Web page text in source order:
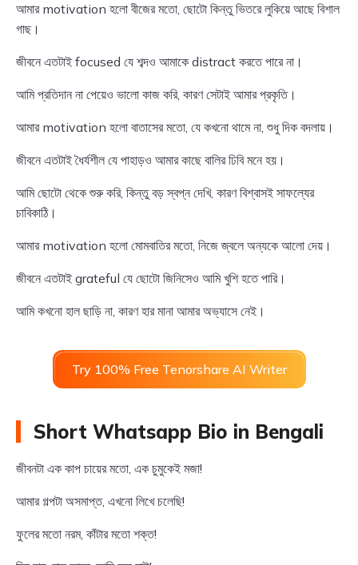
আমার motivation হলো বীজের মতো, ছোটো কিন্তু ভিতরে লুকিয়ে আছে বিশাল
গাছ।
জীবনে এতটাই focused যে শব্দও আমাকে distract করতে পারে না।
আমি প্রতিদান না পেয়েও ভালো কাজ করি, কারণ সেটাই আমার প্রকৃতি।
আমার motivation হলো বাতাসের মতো, যে কখনো থামে না, শুধু দিক বদলায়।
জীবনে এতটাই ধৈর্যশীল যে পাহাড়ও আমার কাছে বালির ঢিবি মনে হয়।
আমি ছোটো থেকে শুরু করি, কিন্তু বড় স্বপ্ন দেখি, কারণ বিশ্বাসই সাফল্যের
চাবিকাঠি।
আমার motivation হলো মোমবাতির মতো, নিজে জ্বলে অন্যকে আলো দেয়।
জীবনে এতটাই grateful যে ছোটো জিনিসেও আমি খুশি হতে পারি।
আমি কখনো হাল ছাড়ি না, কারণ হার মানা আমার অভ্যাসে নেই।
Try 100% Free Tenorshare AI Writer
Short Whatsapp Bio in Bengali
জীবনটা এক কাপ চায়ের মতো, এক চুমুকেই মজা!
আমার গল্পটা অসমাপ্ত, এখনো লিখে চলেছি!
ফুলের মতো নরম, কাঁটার মতো শক্ত!